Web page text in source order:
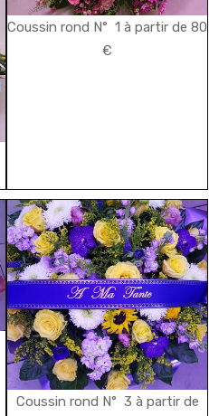
Coussin rond N° 1 à partir de 80
€
Coussin rond N° 3 à partir de